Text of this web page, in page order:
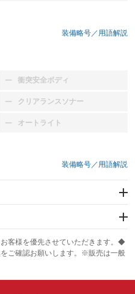
装備略号／用語解説
衝突安全ボディ
：装備なし
クリアランスソナー
：装備なし
オートライト
：装備なし
装備略号／用語解説
ABS
Wエアコン
：装備なし
お客様を優先させていただきます。◆
ご確認お願いします。※販売は一般